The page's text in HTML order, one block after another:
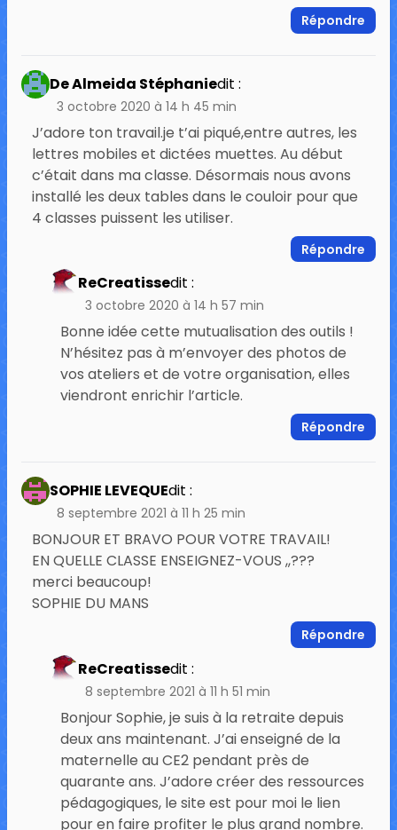
Répondre
De Almeida Stéphaniedit :
3 octobre 2020 à 14 h 45 min
J’adore ton travail.je t’ai piqué,entre autres, les
lettres mobiles et dictées muettes. Au début
c’était dans ma classe. Désormais nous avons
installé les deux tables dans le couloir pour que
4 classes puissent les utiliser.
Répondre
ReCreatissedit :
3 octobre 2020 à 14 h 57 min
Bonne idée cette mutualisation des outils !
N’hésitez pas à m’envoyer des photos de
vos ateliers et de votre organisation, elles
viendront enrichir l’article.
Répondre
SOPHIE LEVEQUEdit :
8 septembre 2021 à 11 h 25 min
BONJOUR ET BRAVO POUR VOTRE TRAVAIL!
EN QUELLE CLASSE ENSEIGNEZ-VOUS ,,???
merci beaucoup!
SOPHIE DU MANS
Répondre
ReCreatissedit :
8 septembre 2021 à 11 h 51 min
Bonjour Sophie, je suis à la retraite depuis
deux ans maintenant. J’ai enseigné de la
maternelle au CE2 pendant près de
quarante ans. J’adore créer des ressources
pédagogiques, le site est pour moi le lien
pour en faire profiter le plus grand nombre.